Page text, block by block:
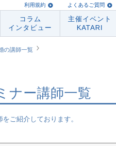
利用規約 よくあるご質問
コラム
インタビュー
主催イベント
KATARI
の講師一覧
ナー講師一覧
ご紹介しております。